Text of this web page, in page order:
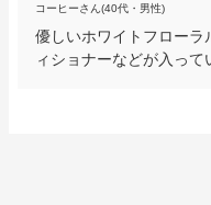
コーヒーさん(40代・男性)
優しいホワイトフロー
ィショナーなどが入って